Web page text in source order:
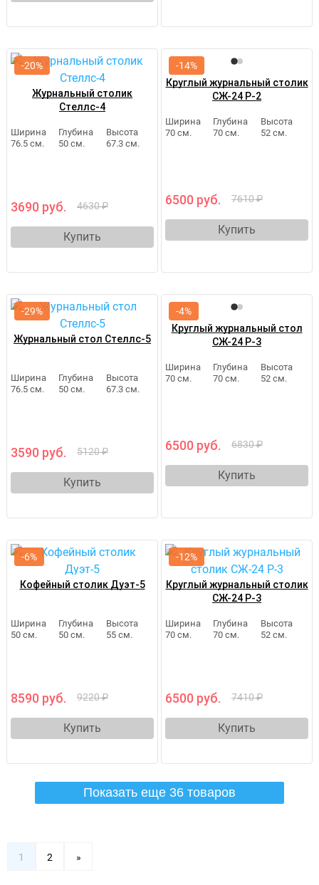
Журнальный столик
Стеллс-4
Ширина
76.5 см.
Глубина
50 см.
Высота
67.3 см.
3690 руб. 4630 ₽
Купить
-20%
Круглый журнальный столик
СЖ-24 Р-2
Ширина
70 см.
Глубина
70 см.
Высота
52 см.
6500 руб. 7610 ₽
Купить
-14%
Журнальный стол Стеллс-5
Ширина
76.5 см.
Глубина
50 см.
Высота
67.3 см.
3590 руб. 5120 ₽
Купить
-29%
Круглый журнальный стол
СЖ-24 Р-3
Ширина
70 см.
Глубина
70 см.
Высота
52 см.
6500 руб. 6830 ₽
Купить
-4%
Кофейный столик Дуэт-5
Ширина
50 см.
Глубина
50 см.
Высота
55 см.
8590 руб. 9220 ₽
Купить
-6%
Круглый журнальный столик
СЖ-24 Р-3
Ширина
70 см.
Глубина
70 см.
Высота
52 см.
6500 руб. 7410 ₽
Купить
-12%
Показать еще 36 товаров
1 2 »